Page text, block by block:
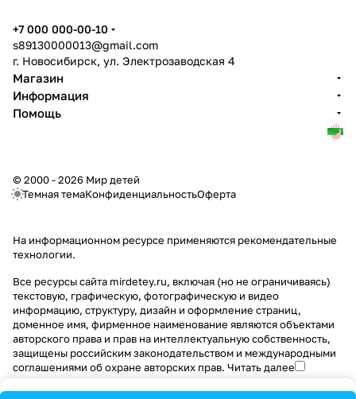
+7 000 000-00-10
s89130000013@gmail.com
г. Новосибирск, ул. Электрозаводская 4
Магазин
Информация
Помощь
© 2000 - 2026 Мир детей
Темная темаКонфиденциальностьОферта
На информационном ресурсе применяются рекомендательные
технологии.
Все ресурсы сайта mirdetey.ru, включая (но не ограничиваясь)
текстовую, графическую, фотографическую и видео
информацию, структуру, дизайн и оформление страниц,
доменное имя, фирменное наименование являются объектами
авторского права и прав на интеллектуальную собственность,
защищены российским законодательством и международными
соглашениями об охране авторских прав. Читать далее